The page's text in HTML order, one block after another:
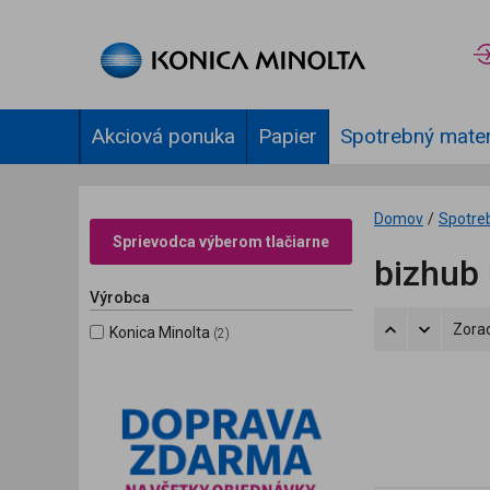
Akciová ponuka Papier Spotrebný
Sprievodca výberom tlačiarne
Výrobca
Konica Minolta (2)
Domov /
bizhub